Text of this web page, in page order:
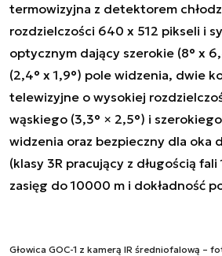
termowizyjna z detektorem
rozdzielczości 640 x 512 pikseli i
optycznym dający szerokie (8° x
(2,4° x 1,9°) pole widzenia, dwie
telewizyjne o wysokiej
wąskiego (3,3° × 2,5°) i
widzenia oraz bezpieczny dla oka
(klasy 3R pracujący z długością
zasięg do 10000 m i dokładność
Głowica GOC-1 z kamerą IR średniofalową –